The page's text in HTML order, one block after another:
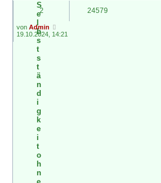
S
e
l
b
s
t
s
t
ä
n
d
i
g
k
e
i
t
o
h
n
2 24579
von Admin
19.10.2024, 14:21